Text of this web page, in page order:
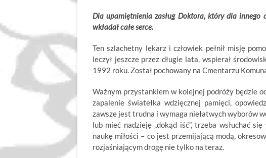
Dla upamiętnienia zasług Doktora, który dla innego
wkładał całe serce.
Ten szlachetny lekarz i człowiek pełnił misję
leczył jeszcze przez długie lata, wspierał
1992 roku. Został pochowany na Cmentarzu
Ważnym przystankiem w kolejnej podróży będzie
zapalenie światełka wdzięcznej pamięci,
zawsze jest trudna i wymaga niełatwych wyborów
lub mieć nadzieję „dokąd iść”, trzeba wsłuchać
naukę miłości – co jest przemijającą modą,
rozjaśniającym drogę nie tylko na teraz.